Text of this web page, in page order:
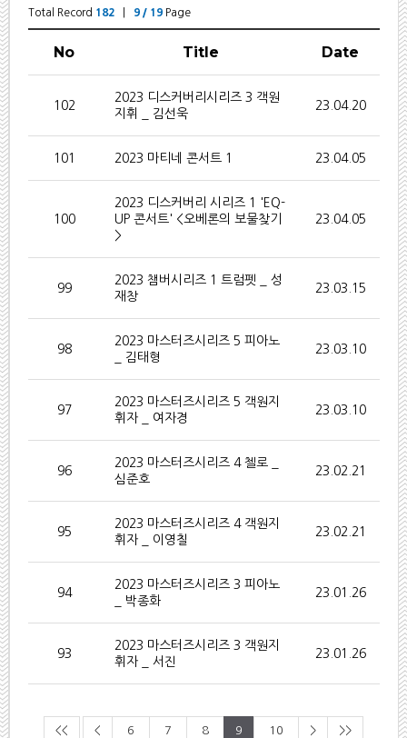
Total Record 182| 9 / 19Page
No Title Date
102
2023 디스커버리시리즈 3 객원
지휘 _ 김선욱
23.04.20
101 2023 마티네 콘서트 1 23.04.05
100
2023 디스커버리 시리즈 1 'EQ-
UP 콘서트' <오베론의 보물찾기
>
23.04.05
99
2023 챔버시리즈 1 트럼펫 _ 성
재창
23.03.15
98
2023 마스터즈시리즈 5 피아노
_ 김태형
23.03.10
97
2023 마스터즈시리즈 5 객원지
휘자 _ 여자경
23.03.10
96
2023 마스터즈시리즈 4 첼로 _
심준호
23.02.21
95
2023 마스터즈시리즈 4 객원지
휘자 _ 이영칠
23.02.21
94
2023 마스터즈시리즈 3 피아노
_ 박종화
23.01.26
93
2023 마스터즈시리즈 3 객원지
휘자 _ 서진
23.01.26
<< < 6 7 8 9 10 > >>